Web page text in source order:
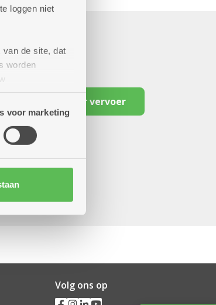
loggen niet
de site, dat
worden
deze gegevens
voor marketing
Reserveer vervoer
Volg ons op